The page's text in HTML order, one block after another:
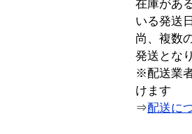
在庫があ
いる発送
尚、複数
発送とな
※配送業
けます
⇒配送に